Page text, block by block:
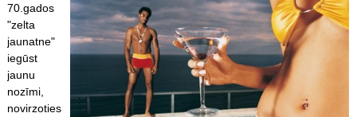
70.gados
"zelta
jaunatne"
iegūst
jaunu
nozīmi,
novirzoties